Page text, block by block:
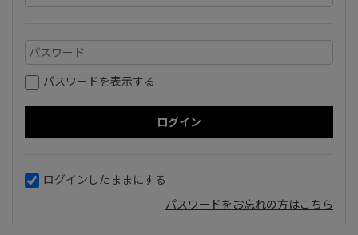
パスワードを表示する
ログインしたままにする
パスワードをお忘れの方はこちら